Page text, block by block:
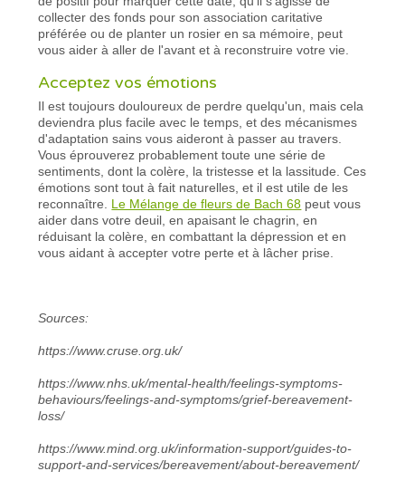
collecter des fonds pour son association caritative
préférée ou de planter un rosier en sa mémoire, peut
vous aider à aller de l'avant et à reconstruire votre vie.
Acceptez vos émotions
Il est toujours douloureux de perdre quelqu'un, mais cela
deviendra plus facile avec le temps, et des mécanismes
d'adaptation sains vous aideront à passer au travers.
Vous éprouverez probablement toute une série de
sentiments, dont la colère, la tristesse et la lassitude. Ces
émotions sont tout à fait naturelles, et il est utile de les
reconnaître. Le Mélange de fleurs de Bach 68 peut vous
aider dans votre deuil, en apaisant le chagrin, en
réduisant la colère, en combattant la dépression et en
vous aidant à accepter votre perte et à lâcher prise.
Sources:
https://www.cruse.org.uk/
https://www.nhs.uk/mental-health/feelings-symptoms-
behaviours/feelings-and-symptoms/grief-bereavement-
loss/
https://www.mind.org.uk/information-support/guides-to-
support-and-services/bereavement/about-bereavement/